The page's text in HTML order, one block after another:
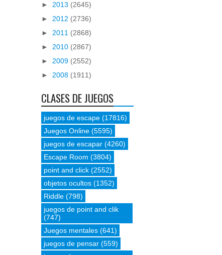
► 2013 (2645)
► 2012 (2736)
► 2011 (2868)
► 2010 (2867)
► 2009 (2552)
► 2008 (1911)
CLASES DE JUEGOS
juegos de escape (17816)
Juegos Online (5595)
juegos de escapar (4260)
Escape Room (3804)
point and click (2552)
objetos ocultos (1352)
Riddle (798)
juegos de point and clik
(747)
Juegos mentales (641)
juegos de pensar (559)